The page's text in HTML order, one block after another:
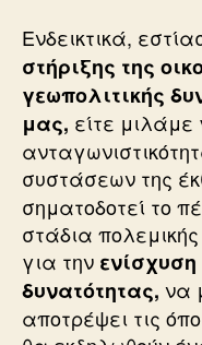
Ενδεικτικά,
στήριξης της
γεωπολιτικής
μας, είτε μιλάμε
συστάσεων της
σηματοδοτεί το
στάδια
για την ενίσχυση
δυνατότητας, να
αποτρέψει τις